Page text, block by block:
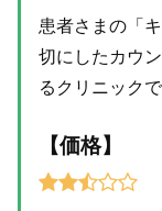
患者さまの「
切にしたカウ
るクリニックで
【価格】